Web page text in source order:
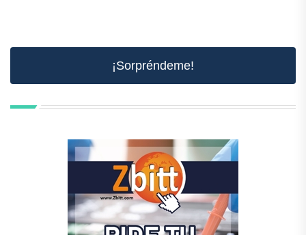
¡Sorpréndeme!